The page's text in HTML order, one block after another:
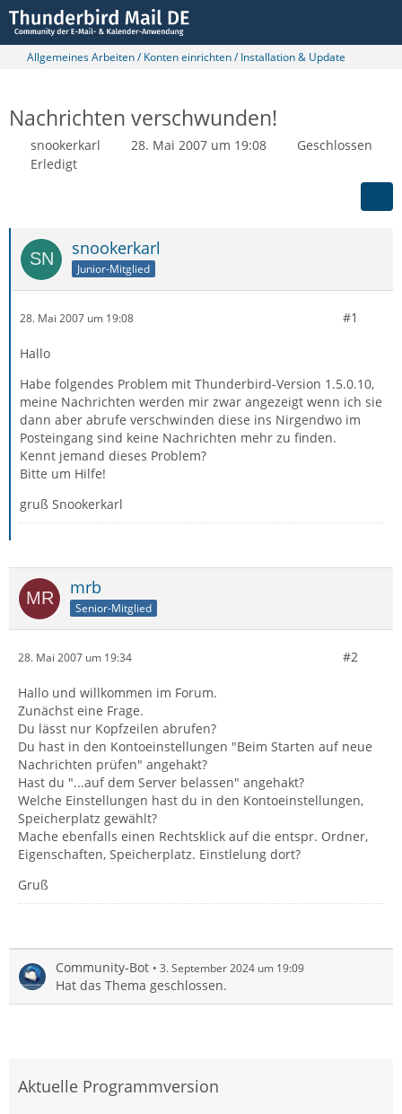
Allgemeines Arbeiten / Konten einrichten / Installation & Update
Nachrichten verschwunden!
snookerkarl 28. Mai 2007 um 19:08
Geschlossen
Erledigt
snookerkarl
Junior-Mitglied
28. Mai 2007 um 19:08 #1
Hallo
Habe folgendes Problem mit Thunderbird-Version 1.5.0.10,
meine Nachrichten werden mir zwar angezeigt wenn ich sie
dann aber abrufe verschwinden diese ins Nirgendwo im
Posteingang sind keine Nachrichten mehr zu finden.
Kennt jemand dieses Problem?
Bitte um Hilfe!
gruß Snookerkarl
mrb
Senior-Mitglied
28. Mai 2007 um 19:34 #2
Hallo und willkommen im Forum.
Zunächst eine Frage.
Du lässt nur Kopfzeilen abrufen?
Du hast in den Kontoeinstellungen "Beim Starten auf neue
Nachrichten prüfen" angehakt?
Hast du "...auf dem Server belassen" angehakt?
Welche Einstellungen hast du in den Kontoeinstellungen,
Speicherplatz gewählt?
Mache ebenfalls einen Rechtsklick auf die entspr. Ordner,
Eigenschaften, Speicherplatz. Einstlelung dort?
Gruß
Community-Bot 3. September 2024 um 19:09
Hat das Thema geschlossen.
Aktuelle Programmversion